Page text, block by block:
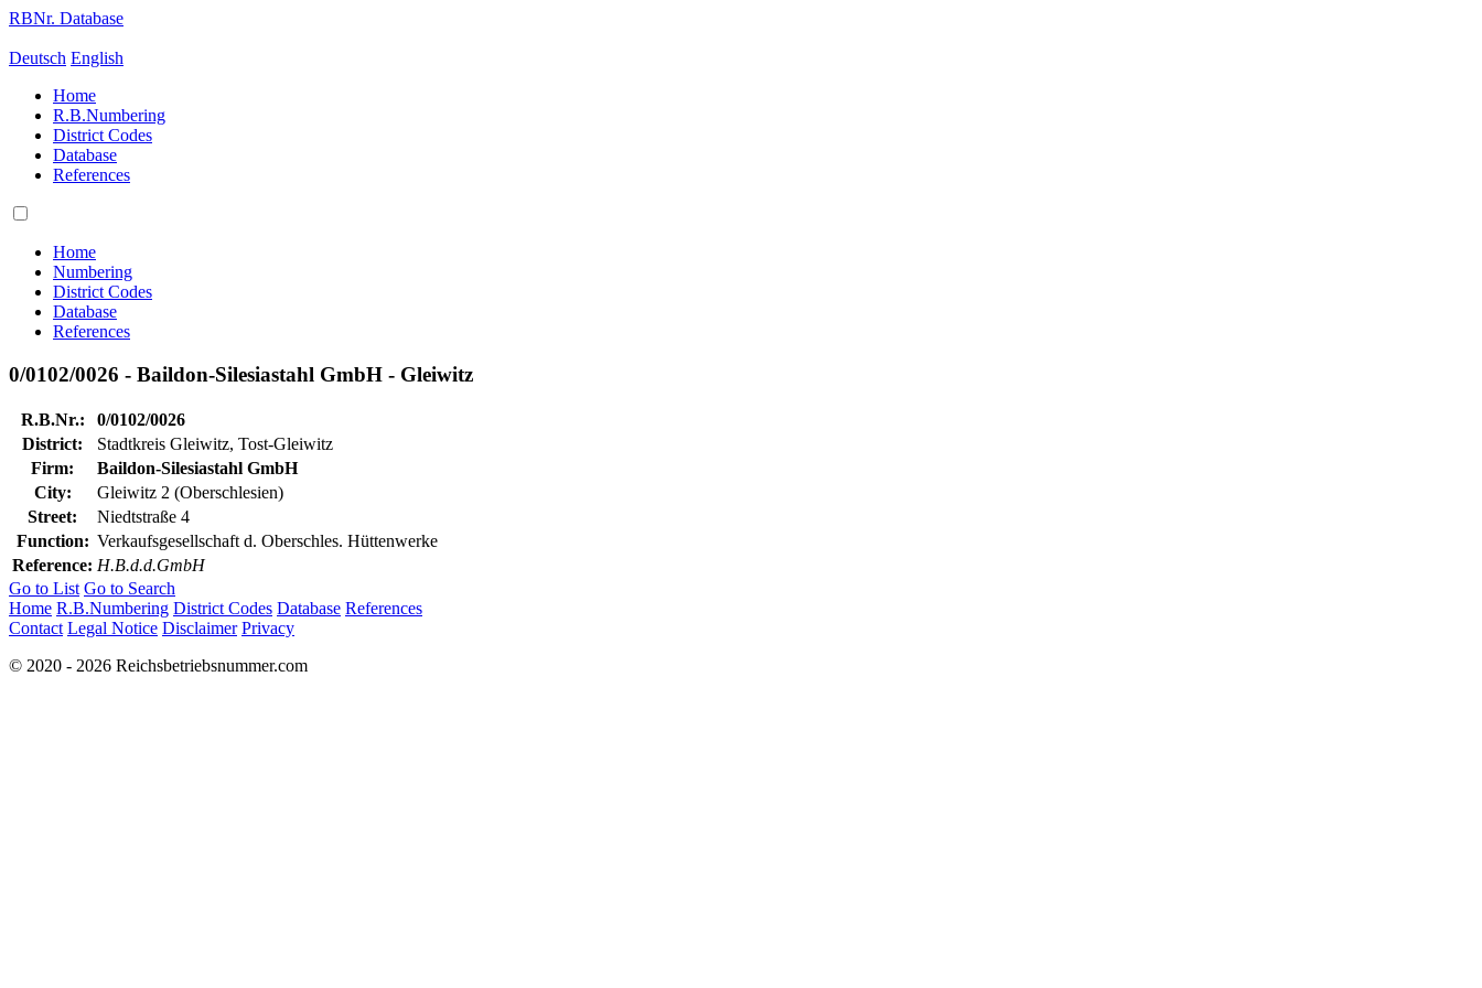
RBNr. Database
Deutsch English
Home
R.B.Numbering
District Codes
Database
References
Home
Numbering
District Codes
Database
References
0/0102/0026 - Baildon-Silesiastahl GmbH - Gleiwitz
R.B.Nr.:
0/0102/0026
District:
Stadtkreis Gleiwitz, Tost-Gleiwitz
Firm:
Baildon-Silesiastahl GmbH
City:
Gleiwitz 2 (Oberschlesien)
Street:
Niedtstraße 4
Function: Verkaufsgesellschaft d. Oberschles. Hüttenwerke
Reference: H.B.d.d.GmbH
Go to List Go to Search
Home R.B.Numbering District Codes Database References
Contact Legal Notice Disclaimer Privacy
© 2020 - 2026 Reichsbetriebsnummer.com